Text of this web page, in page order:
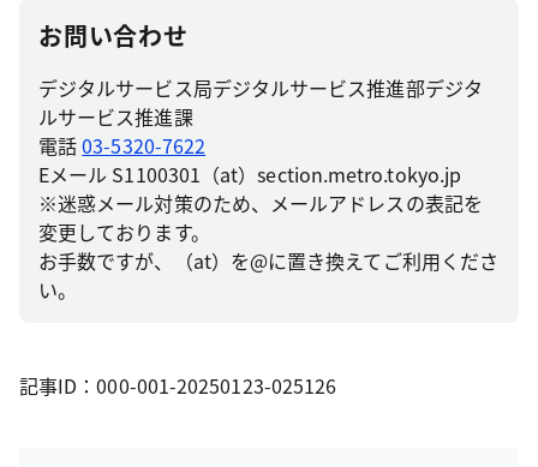
お問い合わせ
デジタルサービス局デジタルサービス推進部デジタ
ルサービス推進課
電話03-5320-7622
Eメール S1100301（at）section.metro.tokyo.jp
※迷惑メール対策のため、メールアドレスの表記を
変更しております。
お手数ですが、（at）を@に置き換えてご利用くださ
い。
記事ID：000-001-20250123-025126